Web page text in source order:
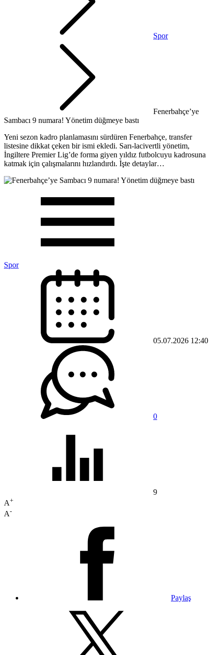
Spor
Fenerbahçe’ye
Sambacı 9 numara! Yönetim düğmeye bastı
Yeni sezon kadro planlamasını sürdüren Fenerbahçe, transfer
listesine dikkat çeken bir ismi ekledi. Sarı-lacivertli yönetim,
İngiltere Premier Lig’de forma giyen yıldız futbolcuyu kadrosuna
katmak için çalışmalarını hızlandırdı. İşte detaylar…
Spor
05.07.2026 12:40
0
9
A+
A-
Paylaş